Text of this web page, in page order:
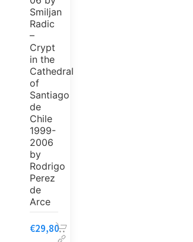
Smiljan
Radic
–
Crypt
in the
Cathedral
of
Santiago
de
Chile
1999-
2006
by
Rodrigo
Perez
de
Arce
€29,80